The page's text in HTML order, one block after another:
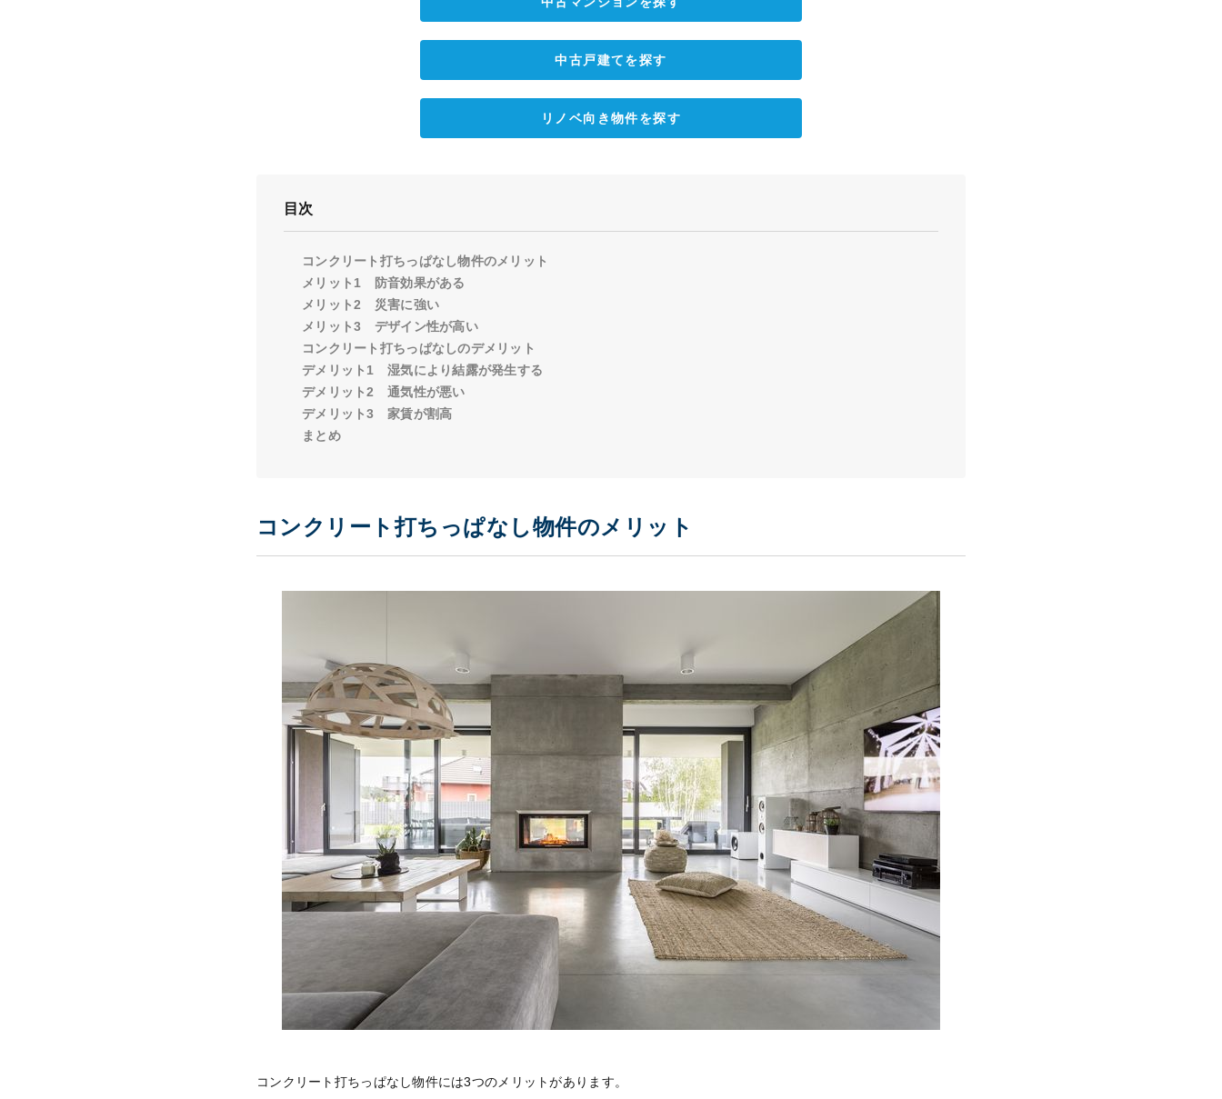
中古戸建てを探す
リノベ向き物件を探す
目次
コンクリート打ちっぱなし物件のメリット
メリット1 防音効果がある
メリット2 災害に強い
メリット3 デザイン性が高い
コンクリート打ちっぱなしのデメリット
デメリット1 湿気により結露が発生する
デメリット2 通気性が悪い
デメリット3 家賃が割高
まとめ
コンクリート打ちっぱなし物件のメリット
コンクリート打ちっぱなし物件には3つのメリットがあります。